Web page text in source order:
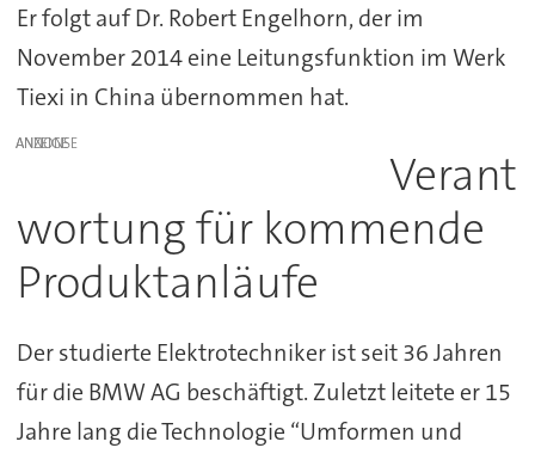
Er folgt auf Dr. Robert Engelhorn, der im
November 2014 eine Leitungsfunktion im Werk
Tiexi in China übernommen hat.
ANZEIGE
Verant
wortung für kommende
Produktanläufe
Der studierte Elektrotechniker ist seit 36 Jahren
für die BMW AG beschäftigt. Zuletzt leitete er 15
Jahre lang die Technologie “Umformen und